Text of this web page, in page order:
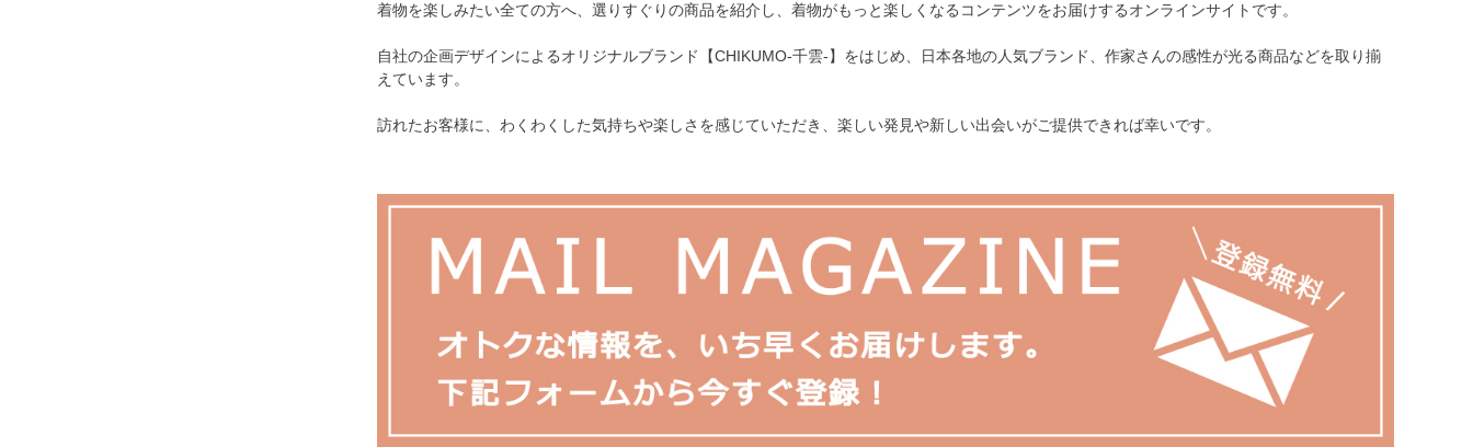
着物を楽しみたい全ての方へ、選りすぐりの商品を紹介し、着物がもっと楽しくなるコンテンツをお届けするオンラインサイトです。
自社の企画デザインによるオリジナルブランド【CHIKUMO-千雲-】をはじめ、日本各地の人気ブランド、作家さんの感性が光る商品などを取り揃
えています。
訪れたお客様に、わくわくした気持ちや楽しさを感じていただき、楽しい発見や新しい出会いがご提供できれば幸いです。